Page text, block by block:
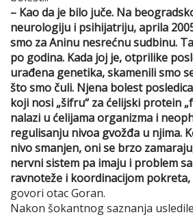
– Kao da je bilo juče. Na
neurologiju i psihijatriju, aprila
smo za Aninu nesrećnu sudbinu.
po godina. Kada joj je, otprilike
urađena genetika, skamenili smo
što smo čuli. Njena bolest
koji nosi „šifru“ za ćelijski protein
nalazi u ćelijama organizma i
regulisanju nivoa gvožđa u njima.
nivo smanjen, oni se brzo
nervni sistem pa imaju i problem
ravnoteže i koordinacijom pokreta,
govori otac Goran.
Nakon šokantnog saznanja